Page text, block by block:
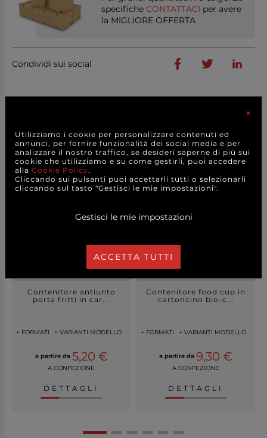
specifiche CONTATTACI per avere
la MIGLIORE OFFERTA
Condividi sui social
Contenitore antiunto
porta fritti in car...
+ FORMATI + VARIANTI MODELLO
a partire da 5,20 €
A CONFEZIONE
DETTAGLI
Contenitore food cup in
cartoncino bio-c...
+ FORMATI + VARIANTI MODELLO
a partire da 9,30 €
A CONFEZIONE
DETTAGLI
×
Utilizziamo i cookie per personalizzare contenuti ed
annunci, per fornire funzionalità dei social media e per
analizzare il nostro traffico, se desideri saperne di più sui
cookie che utilizziamo e su come gestirli, puoi accedere
alla Cookie Policy.
Cliccando sui pulsanti puoi accettarli tutti o selezionarli
cliccando sul tasto "Gestisci le mie impostazioni".
Gestisci le mie impostazioni
ACCETTA TUTTI